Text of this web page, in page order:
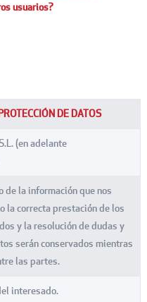
usuarios?
DE DATOS
(en adelante
de la información que nos
la correcta prestación de los
y la resolución de dudas y
serán conservados mientras
las partes.
interesado.